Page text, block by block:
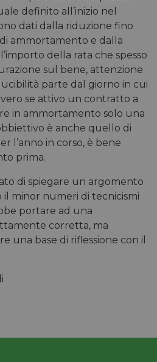
definito all’inizio nel
dati dalla riduzione fino
ammortamento e dalla
della rata che spesso
sul bene, attenzione
parte dal giorno in cui
se attivo un contratto a
in ammortamento solo una
è anche quello di
l’anno in corso, è bene
prima.
di spiegare un argomento
minor numeri di tecnicismi
portare ad una
corretta, ma
una base di riflessione con il